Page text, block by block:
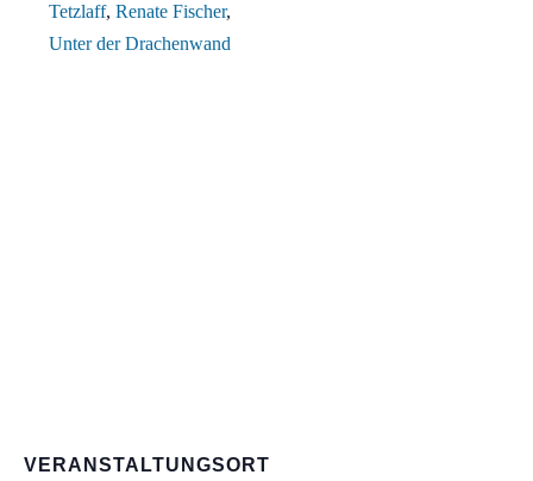
Tetzlaff, Renate Fischer,
Unter der Drachenwand
VERANSTALTUNGSORT